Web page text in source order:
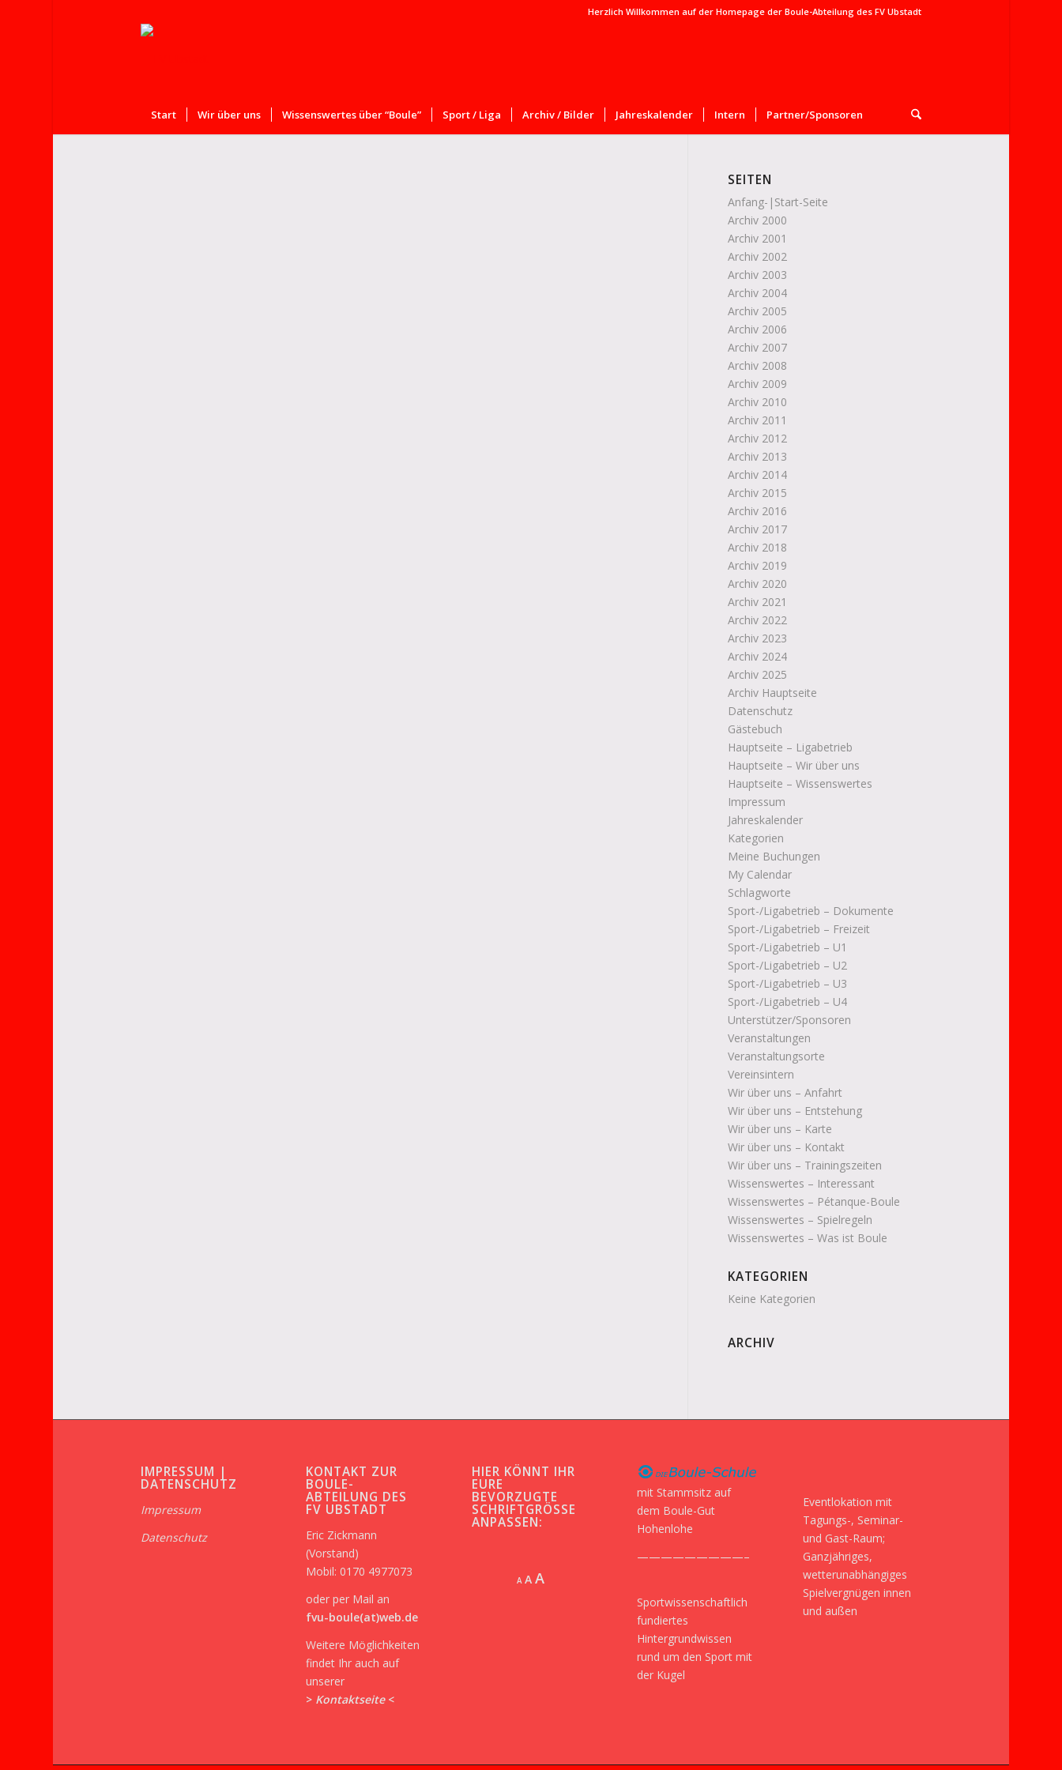
Herzlich Willkommen auf der Homepage der Boule-Abteilung des FV Ubstadt
Start Wir über uns Wissenswertes über “Boule” Sport / Liga Archiv / Bilder Jahreskalender Intern Partner/Sponsoren
SEITEN
Anfang-|Start-Seite
Archiv 2000
Archiv 2001
Archiv 2002
Archiv 2003
Archiv 2004
Archiv 2005
Archiv 2006
Archiv 2007
Archiv 2008
Archiv 2009
Archiv 2010
Archiv 2011
Archiv 2012
Archiv 2013
Archiv 2014
Archiv 2015
Archiv 2016
Archiv 2017
Archiv 2018
Archiv 2019
Archiv 2020
Archiv 2021
Archiv 2022
Archiv 2023
Archiv 2024
Archiv 2025
Archiv Hauptseite
Datenschutz
Gästebuch
Hauptseite – Ligabetrieb
Hauptseite – Wir über uns
Hauptseite – Wissenswertes
Impressum
Jahreskalender
Kategorien
Meine Buchungen
My Calendar
Schlagworte
Sport-/Ligabetrieb – Dokumente
Sport-/Ligabetrieb – Freizeit
Sport-/Ligabetrieb – U1
Sport-/Ligabetrieb – U2
Sport-/Ligabetrieb – U3
Sport-/Ligabetrieb – U4
Unterstützer/Sponsoren
Veranstaltungen
Veranstaltungsorte
Vereinsintern
Wir über uns – Anfahrt
Wir über uns – Entstehung
Wir über uns – Karte
Wir über uns – Kontakt
Wir über uns – Trainingszeiten
Wissenswertes – Interessant
Wissenswertes – Pétanque-Boule
Wissenswertes – Spielregeln
Wissenswertes – Was ist Boule
KATEGORIEN
Keine Kategorien
ARCHIV
IMPRESSUM |
DATENSCHUTZ
Impressum
Datenschutz
KONTAKT ZUR
BOULE-
ABTEILUNG DES
FV UBSTADT
Eric Zickmann
(Vorstand)
Mobil: 0170 4977073
oder per Mail an
fvu-boule(at)web.de
Weitere Möglichkeiten
findet Ihr auch auf
unserer
> Kontaktseite <
HIER KÖNNT IHR
EURE
BEVORZUGTE
SCHRIFTGRÖSSE A
NPASSEN:
A Decrease
AReset
AIncrease
mit Stammsitz auf
dem Boule-Gut
Hohenlohe
—————————–
Sportwissenschaftlich
fundiertes
Hintergrundwissen
rund um den Sport mit
der Kugel
Eventlokation mit
Tagungs-, Seminar-
und Gast-Raum;
Ganzjähriges,
wetterunabhängiges
Spielvergnügen innen
und außen